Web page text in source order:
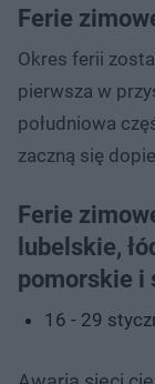
Ferie
Okres ferii
pierwsza w
południowa
zaczną się
Ferie
lubelskie,
pomorskie i
16 - 29